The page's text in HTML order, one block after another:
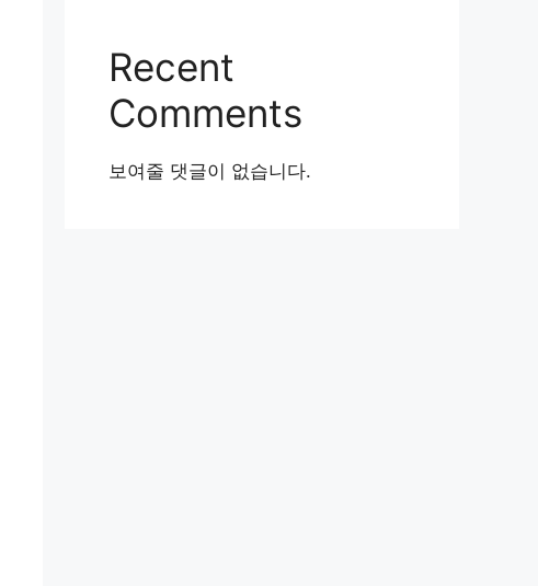
Recent
Comments
보여줄 댓글이 없습니다.